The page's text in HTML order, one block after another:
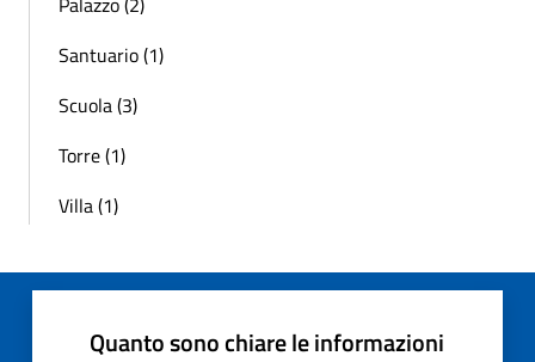
Santuario (1)
Scuola (3)
Torre (1)
Villa (1)
Quanto sono chiare le informazioni